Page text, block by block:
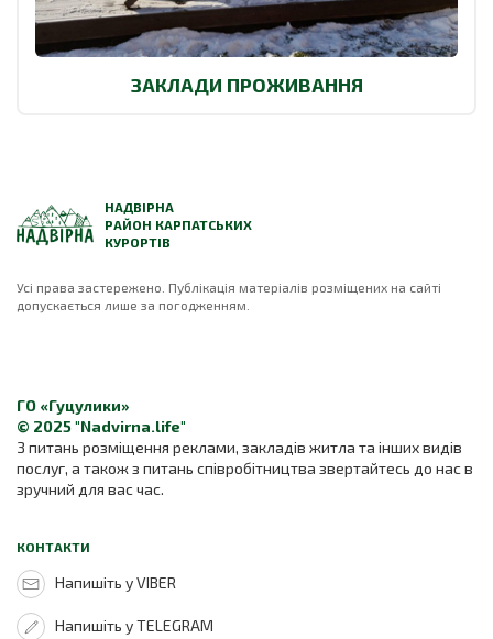
ЗАКЛАДИ ПРОЖИВАННЯ
НАДВІРНА
РАЙОН КАРПАТСЬКИХ
КУРОРТІВ
Усі права застережено. Публікація матеріалів розміщених на сайті
допускається лише за погодженням.
ГО «Гуцулики»
© 2025 "Nadvirna.life"
З питань розміщення реклами, закладів житла та інших видів
послуг, а також з питань співробітництва звертайтесь до нас в
зручний для вас час.
КОНТАКТИ
Напишіть у VIBER
Напишіть у TELEGRAM